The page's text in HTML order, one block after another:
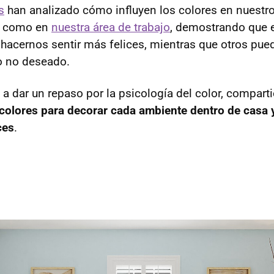
han analizado cómo influyen los colores en
en nuestra área de trabajo, demostrando que
sentir más felices, mientras que otros
no deseado.
dar un repaso por la psicología del color,
para decorar cada ambiente dentro de casa
.